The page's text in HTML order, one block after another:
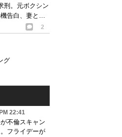
刑。元ボクシン
告白、妻と離
2
グ
22:41
不倫スキャン
フライデーが